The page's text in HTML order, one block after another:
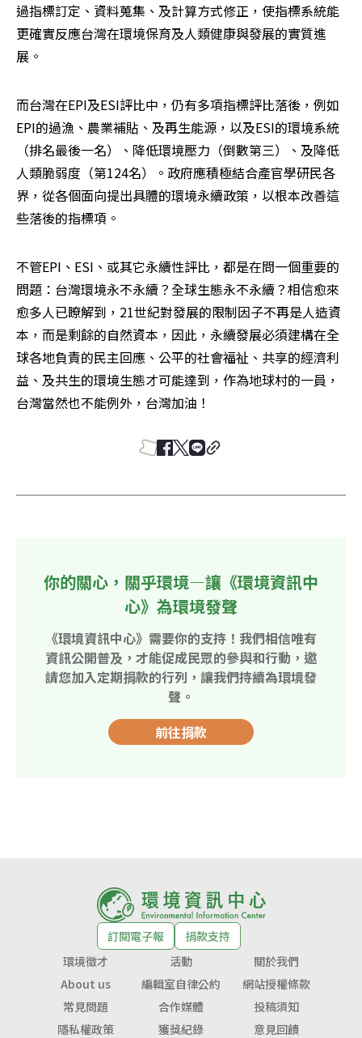
過指標訂定、資料蒐集、及計算方式修正，使指標系統能
更確實反應台灣在環境保育及人類健康與發展的實質進
展。
而台灣在EPI及ESI評比中，仍有多項指標評比落後，例如
EPI的過漁、農業補貼、及再生能源，以及ESI的環境系統
（排名最後一名）、降低環境壓力（倒數第三）、及降低
人類脆弱度（第124名）。政府應積極結合產官學研民各
界，從各個面向提出具體的環境永續政策，以根本改善這
些落後的指標項。
不管EPI、ESI、或其它永續性評比，都是在問一個重要的
問題：台灣環境永不永續？全球生態永不永續？相信愈來
愈多人已瞭解到，21世紀對發展的限制因子不再是人造資
本，而是剩餘的自然資本，因此，永續發展必須建構在全
球各地負責的民主回應、公平的社會福祉、共享的經濟利
益、及共生的環境生態才可能達到，作為地球村的一員，
台灣當然也不能例外，台灣加油！
你的關心，關乎環境—讓《環境資訊中
心》為環境發聲
《環境資訊中心》需要你的支持！我們相信唯有
資訊公開普及，才能促成民眾的參與和行動，邀
請您加入定期捐款的行列，讓我們持續為環境發
聲。
前往捐款
訂閱電子報
捐款支持
環境徵才
活動
關於我們
About us
編輯室自律公約
網站授權條款
常見問題
合作媒體
投稿須知
隱私權政策
獲獎紀錄 意見回饋